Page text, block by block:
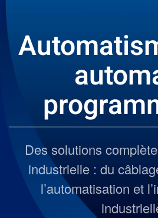
Des solutions
industrielle : du
l’automatisation et